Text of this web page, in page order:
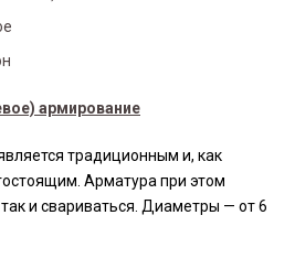
армирование
традиционным и, как
Арматура при этом
и свариваться. Диаметры — от 6